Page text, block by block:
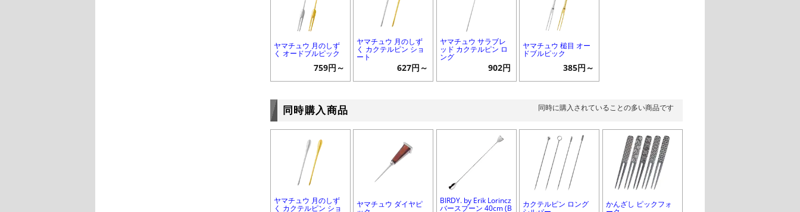
ヤマチュウ 月のしず
く オードブルピック
759円～
ヤマチュウ 月のしず
く カクテルピン ショ
ート
627円～
ヤマチュウ サラブレ
ッド カクテルピン ロ
ング
902円
ヤマチュウ 槌目 オー
ドブルピック
385円～
同時購入商品 同時に購入されていることの多い商品です
ヤマチュウ 月のしず
く カクテルピン ショ ヤマチュウ ダイヤピ BIRDY. by Erik Lorincz
バースプーン 40cm (B カクテルピン ロング かんざし ピックフォ